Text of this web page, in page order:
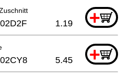
+
1.19
+
5.45